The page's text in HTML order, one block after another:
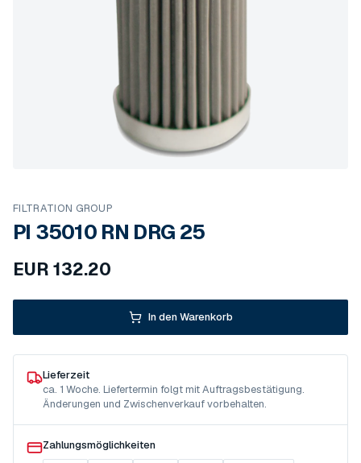
FILTRATION GROUP
PI 35010 RN DRG 25
EUR 132.20
In den Warenkorb
Lieferzeit
ca. 1 Woche. Liefertermin folgt mit Auftragsbestätigung.
Änderungen und Zwischenverkauf vorbehalten.
Zahlungsmöglichkeiten